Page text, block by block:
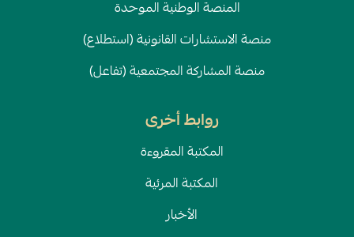
المنصة الوطنية الموحدة
منصة الاستشارات القانونية (استطلاع)
منصة المشاركة المجتمعية (تفاعل)
روابط أخرى
المكتبة المقروءة
المكتبة المرئية
الأخبار